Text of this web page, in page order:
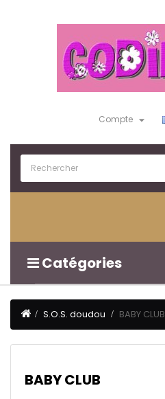
Compte 
Catégories
S.O.S. doudou BABY CLUB
BABY CLUB